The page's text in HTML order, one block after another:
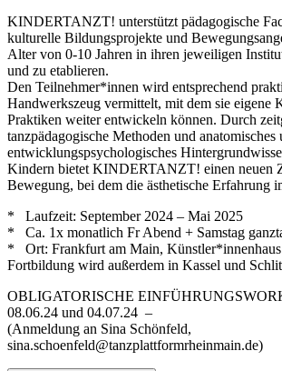
KINDERTANZT! unterstützt pädagogische
kulturelle Bildungsprojekte und
Alter von 0-10 Jahren in ihren jeweiligen
und zu etablieren.
Den Teilnehmer*innen wird entsprechend
Handwerkszeug vermittelt, mit dem sie eigene
Praktiken weiter entwickeln können. Durch
tanzpädagogische Methoden und anatomisches
entwicklungspsychologisches
Kindern bietet KINDERTANZT! einen neuen
Bewegung, bei dem die ästhetische Erfahrung
* Laufzeit: September 2024 – Mai 2025
* Ca. 1x monatlich Fr Abend + Samstag
* Ort: Frankfurt am Main,
Fortbildung wird außerdem in Kassel und
OBLIGATORISCHE
08.06.24 und 04.07.24 –
(Anmeldung an Sina Schönfeld,
sina.schoenfeld@tanzplattformrheinmain.de)